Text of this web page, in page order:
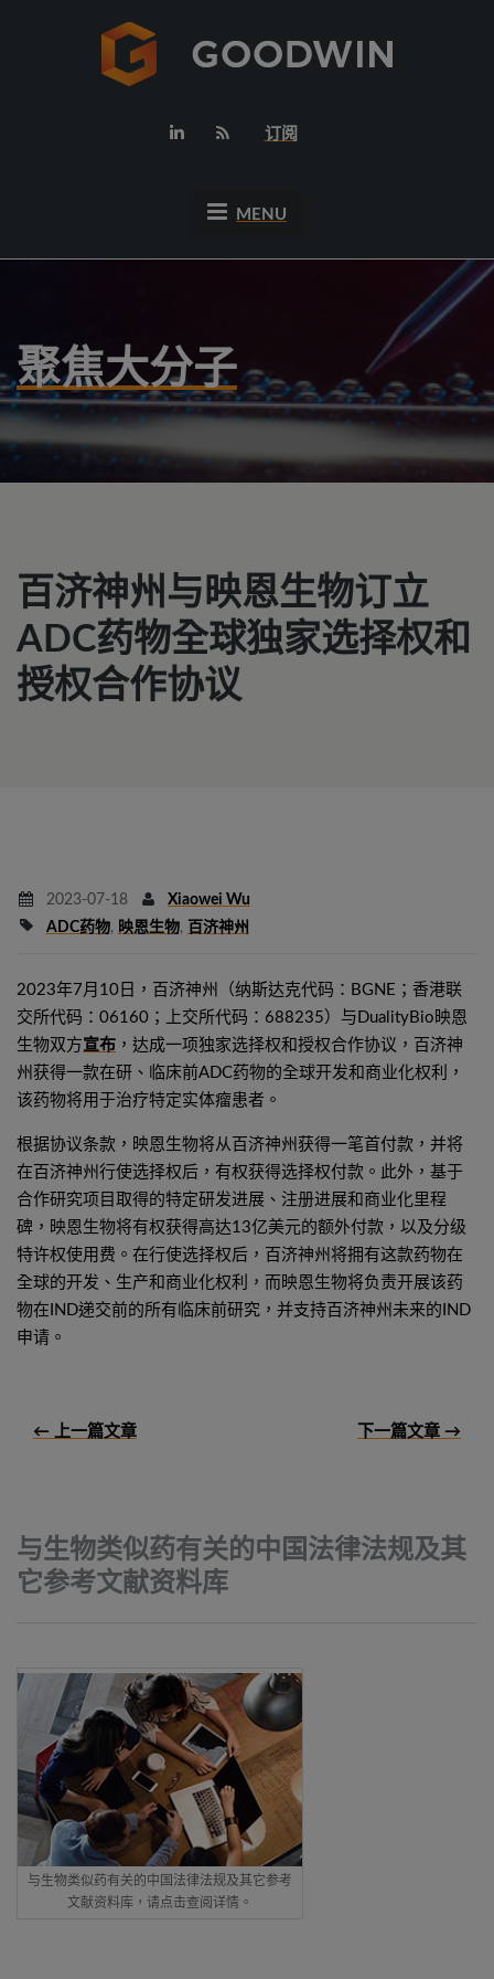
订阅
MENU
聚焦大分子
百济神州与映恩生物订立
ADC药物全球独家选择权和
授权合作协议
2023-07-18
Xiaowei Wu
ADC药物, 映恩生物, 百济神州
2023年7月10日，百济神州（纳斯达克代码：BGNE；香港联
交所代码：06160；上交所代码：688235）与DualityBio映恩
生物双方宣布 ，达成一项独家选择权和授权合作协议，百济神
州获得一款在研、临床前ADC药物的全球开发和商业化权利，
该药物将用于治疗特定实体瘤患者。
根据协议条款，映恩生物将从百济神州获得一笔首付款，并将
在百济神州行使选择权后，有权获得选择权付款。此外，基于
合作研究项目取得的特定研发进展、注册进展和商业化里程
碑，映恩生物将有权获得高达13亿美元的额外付款，以及分级
特许权使用费。在行使选择权后，百济神州将拥有这款药物在
全球的开发、生产和商业化权利，而映恩生物将负责开展该药
物在IND递交前的所有临床前研究，并支持百济神州未来的IND
申请。
← 上一篇文章 下一篇文章 →
与生物类似药有关的中国法律法规及其
它参考文献资料库
与生物类似药有关的中国法律法规及其它参考
文献资料库，请点击查阅详情。